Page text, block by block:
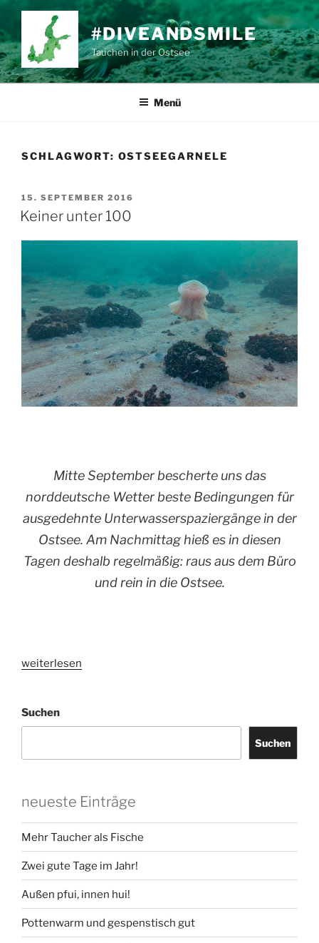
Zum
springen
#DIVEANDSMILE
Tauchen in der Ostsee
Menü
SCHLAGWORT: OSTSEEGARNELE
VERÖFFENTLICHT
AM
15. SEPTEMBER 2016
Keiner unter 100
Mitte September bescherte uns das
norddeutsche Wetter beste Bedingungen für
ausgedehnte Unterwasserspaziergänge in der
Ostsee. Am Nachmittag hieß es in diesen
Tagen deshalb regelmäßig: raus aus dem Büro
und rein in die Ostsee.
„Keiner
weiterlesen
Suchen
Suchen
neueste Einträge
Mehr Taucher als Fische
Zwei gute Tage im Jahr!
Außen pfui, innen hui!
Pottenwarm und gespenstisch gut